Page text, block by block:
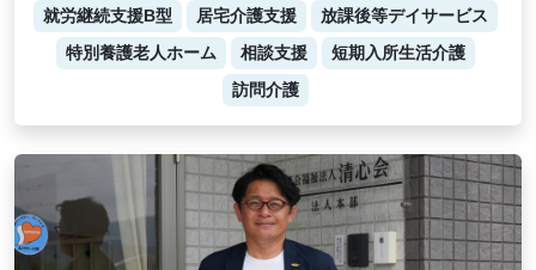
就労継続支援B型
居宅介護支援
放課後等デイサービス
特別養護老人ホーム
相談支援
短期入所生活介護
訪問介護